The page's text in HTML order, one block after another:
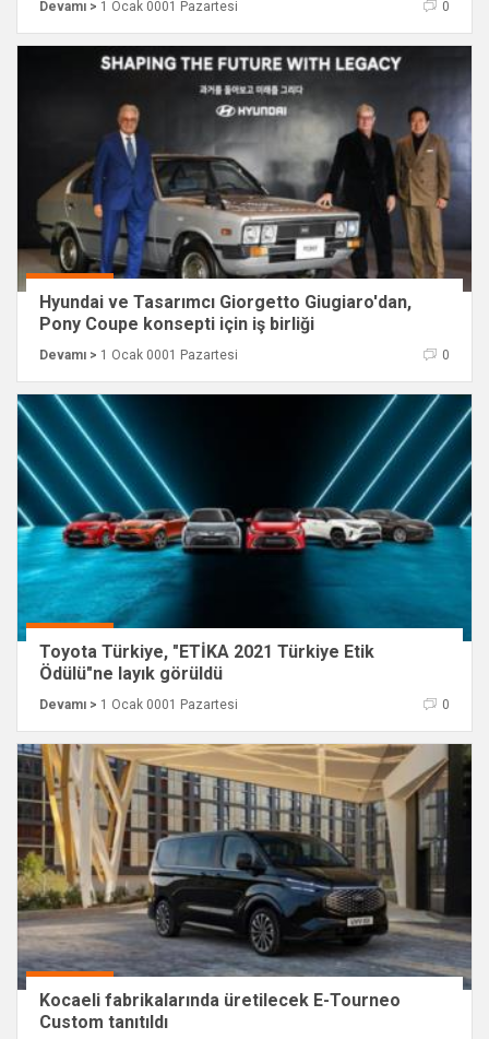
Devamı > 1 Ocak 0001 Pazartesi 0
Hyundai ve Tasarımcı Giorgetto Giugiaro'dan,
Pony Coupe konsepti için iş birliği
Devamı > 1 Ocak 0001 Pazartesi 0
Toyota Türkiye, "ETİKA 2021 Türkiye Etik
Ödülü"ne layık görüldü
Devamı > 1 Ocak 0001 Pazartesi 0
Kocaeli fabrikalarında üretilecek E-Tourneo
Custom tanıtıldı